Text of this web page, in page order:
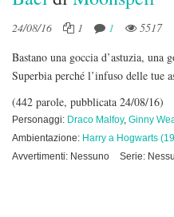
24/08/16 1 1 5517
Bastano una goccia d’astuzia, una
Superbia perché l’infuso delle tue
(442 parole, pubblicata 24/08/16)
Personaggi: Draco Malfoy, Ginny
Ambientazione: Harry a Hogwarts
Avvertimenti: Nessuno
Serie: